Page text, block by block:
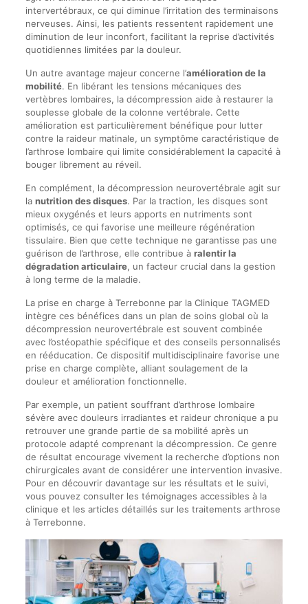
intervertébraux, ce qui diminue l’irritation des terminaisons
nerveuses. Ainsi, les patients ressentent rapidement une
diminution de leur inconfort, facilitant la reprise d’activités
quotidiennes limitées par la douleur.
Un autre avantage majeur concerne l’amélioration de la
mobilité. En libérant les tensions mécaniques des
vertèbres lombaires, la décompression aide à restaurer la
souplesse globale de la colonne vertébrale. Cette
amélioration est particulièrement bénéfique pour lutter
contre la raideur matinale, un symptôme caractéristique de
l’arthrose lombaire qui limite considérablement la capacité à
bouger librement au réveil.
En complément, la décompression neurovertébrale agit sur
la nutrition des disques. Par la traction, les disques sont
mieux oxygénés et leurs apports en nutriments sont
optimisés, ce qui favorise une meilleure régénération
tissulaire. Bien que cette technique ne garantisse pas une
guérison de l’arthrose, elle contribue à ralentir la
dégradation articulaire, un facteur crucial dans la gestion
à long terme de la maladie.
La prise en charge à Terrebonne par la Clinique TAGMED
intègre ces bénéfices dans un plan de soins global où la
décompression neurovertébrale est souvent combinée
avec l’ostéopathie spécifique et des conseils personnalisés
en rééducation. Ce dispositif multidisciplinaire favorise une
prise en charge complète, alliant soulagement de la
douleur et amélioration fonctionnelle.
Par exemple, un patient souffrant d’arthrose lombaire
sévère avec douleurs irradiantes et raideur chronique a pu
retrouver une grande partie de sa mobilité après un
protocole adapté comprenant la décompression. Ce genre
de résultat encourage vivement la recherche d’options non
chirurgicales avant de considérer une intervention invasive.
Pour en découvrir davantage sur les résultats et le suivi,
vous pouvez consulter les témoignages accessibles à la
clinique et les articles détaillés sur les traitements arthrose
à Terrebonne.